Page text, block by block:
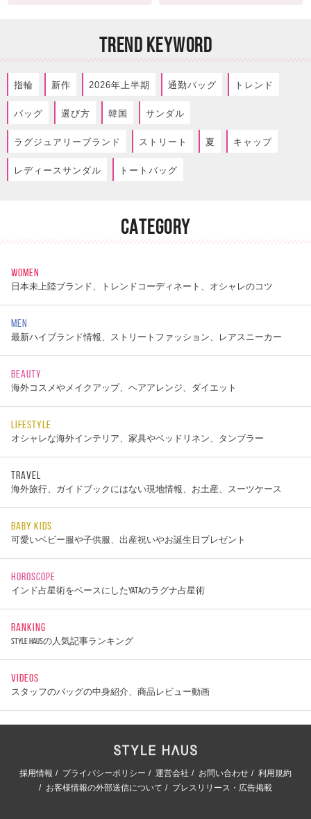
TREND KEYWORD
指輪 新作 2026年上半期 通勤バッグ トレンド
バッグ 選び方 韓国 サンダル
ラグジュアリーブランド ストリート 夏 キャップ
レディースサンダル トートバッグ
CATEGORY
WOMEN
日本未上陸ブランド、トレンドコーディネート、オシャレのコツ
MEN
最新ハイブランド情報、ストリートファッション、レアスニーカー
BEAUTY
海外コスメやメイクアップ、ヘアアレンジ、ダイエット
LIFESTYLE
オシャレな海外インテリア、家具やベッドリネン、タンブラー
TRAVEL
海外旅行、ガイドブックにはない現地情報、お土産、スーツケース
BABY KIDS
可愛いベビー服や子供服、出産祝いやお誕生日プレゼント
HOROSCOPE
インド占星術をベースにしたYATAのラグナ占星術
RANKING
STYLE HAUSの人気記事ランキング
VIDEOS
スタッフのバッグの中身紹介、商品レビュー動画
採用情報 プライバシーポリシー 運営会社 お問い合わせ
利用規約
お客様情報の外部送信について
プレスリリース・広告掲載